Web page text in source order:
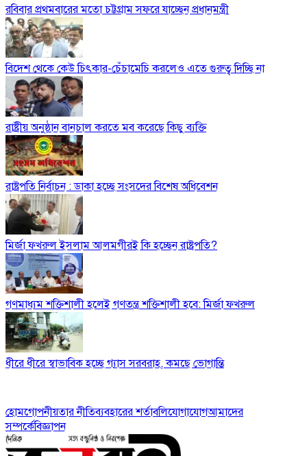
রবিবার প্রথমবারের মতো চট্টগ্রাম সফরে যাচ্ছেন প্রধানমন্ত্রী
বিদেশ থেকে কেউ চিৎকার-চেঁচামেচি করলেও এতে গুরুত্ব দিচ্ছি না
রাষ্ট্রীয় অনুষ্ঠান বানচাল করতে মব করেছে কিছু ব্যক্তি
রাষ্ট্রপতি নির্বাচন : ডাকা হচ্ছে সংসদের বিশেষ অধিবেশন
মির্জা ফখরুল ইসলাম আলমগীরই কি হচ্ছেন রাষ্ট্রপতি?
গণমাধ্যম শক্তিশালী হলেই গণতন্ত্র শক্তিশালী হবে: মির্জা ফখরুল
ধীরে ধীরে স্বাভাবিক হচ্ছে গ্যাস সরবরাহ, কমছে ভোগান্তি
হোমগোপনীয়তার নীতিব্যবহারের শর্তাবলিযোগাযোগআমাদের
সম্পর্কেবিজ্ঞাপন